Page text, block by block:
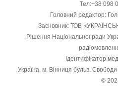
Тел:+38 098
Головний редактор:
Засновник: ТОВ
Рішення Національної ради
Ідентифікатор
Україна, м. Вінниця бульв.
©